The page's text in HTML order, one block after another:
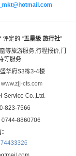
评定的 “五星级 旅行社”
等旅游服务,行程报价,门
等服务
华府S3栋3-4楼
www.zjj-cts.com
Service Co.,Ltd.
823-7566
8860706